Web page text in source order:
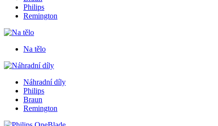
Philips
Remington
Na tělo
Náhradní díly
Philips
Braun
Remington